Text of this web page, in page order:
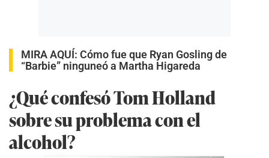
MIRA AQUÍ: Cómo fue que Ryan Gosling de
“Barbie” ninguneó a Martha Higareda
¿Qué confesó Tom Holland
sobre su problema con el
alcohol?